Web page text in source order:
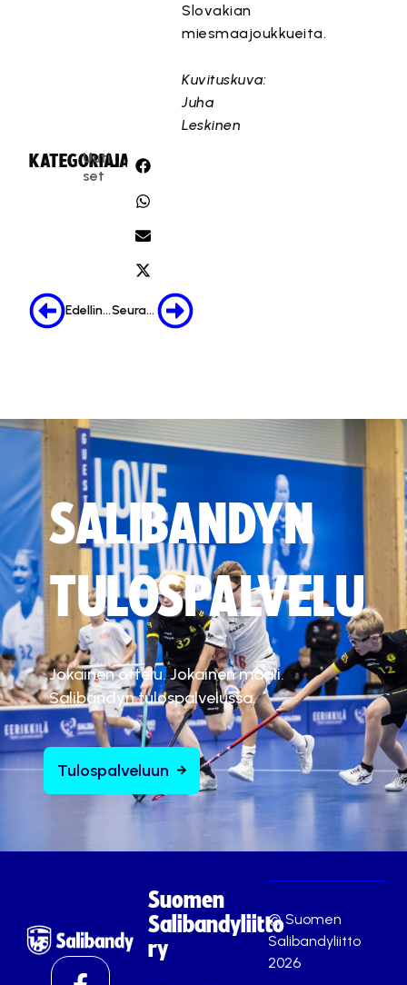
Slovakian
miesmaajoukkueita.
Kuvituskuva:
Juha
Leskinen
KATEGORIA:
Uuti
set
JAA:
Edellinen Seuraava
SALIBANDYN
TULOSPALVELU
Jokainen ottelu. Jokainen maali.
Salibandyn tulospalvelussa.
Tulospalveluun
Suomen
Salibandyliitto
ry
© Suomen
Salibandyliitto
2026